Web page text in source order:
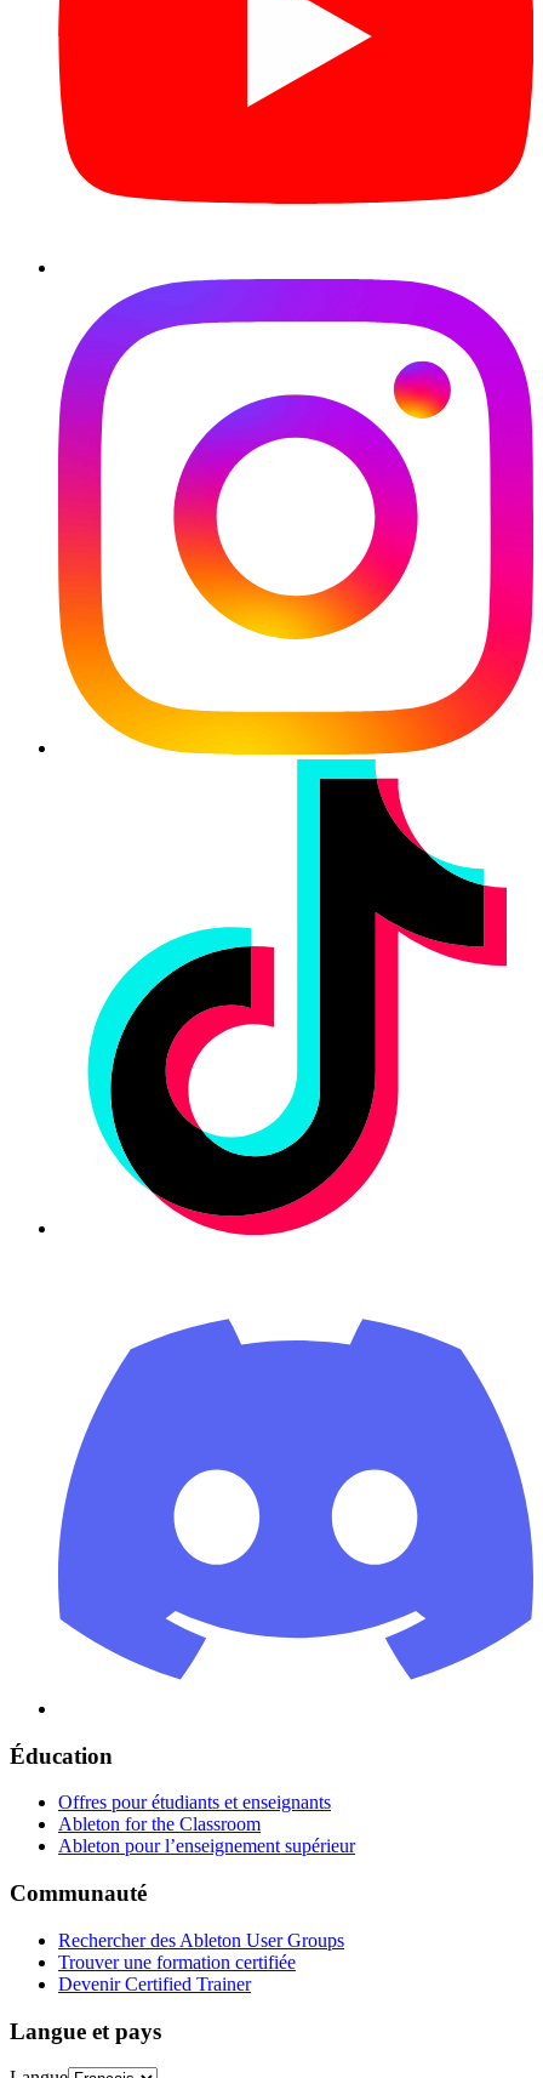
Éducation
Offres pour étudiants et enseignants
Ableton for the Classroom
Ableton pour l’enseignement supérieur
Communauté
Rechercher des Ableton User Groups
Trouver une formation certifiée
Devenir Certified Trainer
Langue et pays